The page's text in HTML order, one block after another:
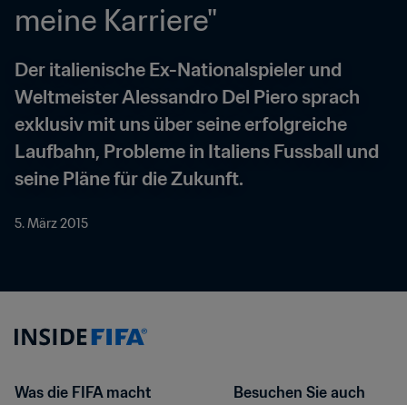
meine Karriere"
Der italienische Ex-Nationalspieler und
Weltmeister Alessandro Del Piero sprach
exklusiv mit uns über seine erfolgreiche
Laufbahn, Probleme in Italiens Fussball und
seine Pläne für die Zukunft.
5. März 2015
Was die FIFA macht
Besuchen Sie auch